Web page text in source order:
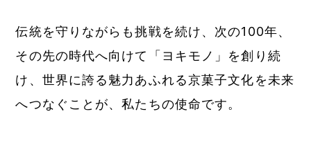
伝統を守りながらも挑戦を続け、次の100年、
その先の時代へ向けて「ヨキモノ」を創り続
け、世界に誇る魅力あふれる京菓子文化を未来
へつなぐことが、私たちの使命です。